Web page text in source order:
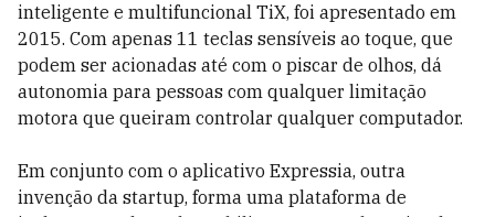
inteligente e multifuncional TiX, foi apresentado em
2015. Com apenas 11 teclas sensíveis ao toque, que
podem ser acionadas até com o piscar de olhos, dá
autonomia para pessoas com qualquer limitação
motora que queiram controlar qualquer computador.
Em conjunto com o aplicativo Expressia, outra
invenção da startup, forma uma plataforma de